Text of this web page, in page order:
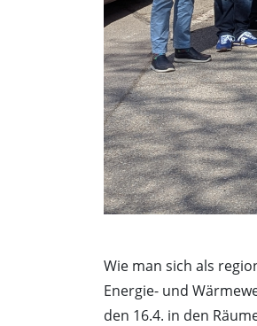
Wie man sich als
Energie- und
den 16.4. in den